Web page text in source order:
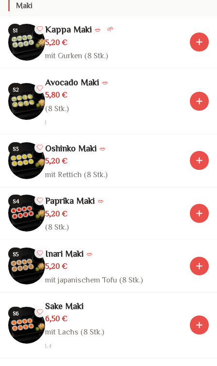
Maki
S1 Kappa Maki 🥗 🌱
5,20 €
mit Gurken (8 Stk.)
S2
Avocado Maki 🥗
5,80 €
(8 Stk.)
1
S3 Oshinko Maki 🥗
5,20 €
mit Rettich (8 Stk.)
S4 Paprika Maki 🥗
5,20 €
(8 Stk.)
S5 Inari Maki 🥗
5,20 €
mit japanischem Tofu (8 Stk.)
S6
Sake Maki
6,50 €
mit Lachs (8 Stk.)
1, 4